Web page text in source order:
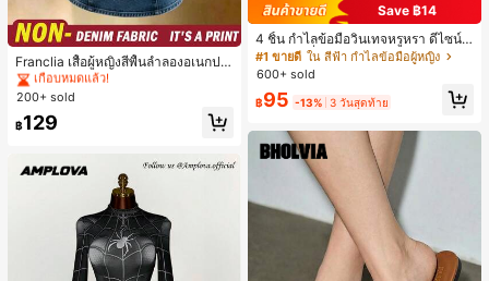
Franclia เสื้อผู้หญิงสีพื้นลำลองอเนกปร
ะสงค์สำหรับใส่ประจำวัน
#1 ขายดี ใน ธรรมดา เสื้อผู้หญิง
เกือบหมดแล้ว!
#1 ขายดี ใน ธรรมดา เสื้อผู้หญิง
เกือบหมดแล้ว!
#1 ขายดี ใน ธรรมดา เสื้อผู้หญิง
เกือบหมดแล้ว!
#1 ขายดี
200+ sold
฿129
Save ฿14
4 ชิ้น กำไลข้อมือวินเทจหรูหรา ดีไซน์มิ
นิมอลแฟชั่น เหมาะสำหรับใส่ในชีวิตปร
ะจำวัน อะคริลิก เหมาะสำหรับใส่ในชีวิ
รับผู้หญิง
#1 ขายดี ใน สีฟ้า กำไลข้อมือผู้หญิง
600+ sold
฿95 -13% 3 วันสุดท้าย